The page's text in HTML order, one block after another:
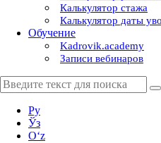
Калькулятор стажа
Калькулятор даты
Обучение
Kadrovik.academy
Записи вебинаров
Ру
Ўз
Oʻz